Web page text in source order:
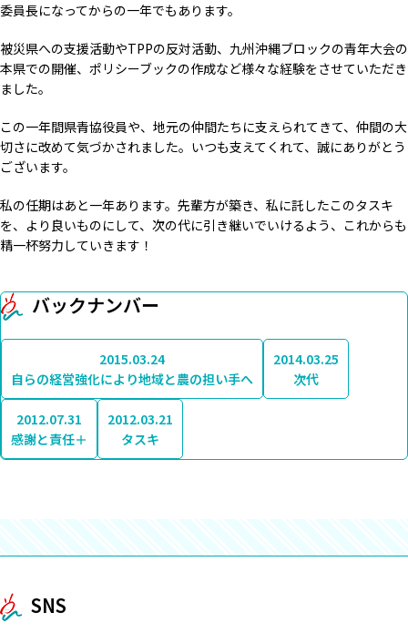
委員長になってからの一年でもあります。
被災県への支援活動やTPPの反対活動、九州沖縄ブロックの青年大会の
本県での開催、ポリシーブックの作成など様々な経験をさせていただき
ました。
この一年間県青協役員や、地元の仲間たちに支えられてきて、仲間の大
切さに改めて気づかされました。いつも支えてくれて、誠にありがとう
ございます。
私の任期はあと一年あります。先輩方が築き、私に託したこのタスキ
を、より良いものにして、次の代に引き継いでいけるよう、これからも
精一杯努力していきます！
バックナンバー
2015.03.24
自らの経営強化により地域と農の担い手へ
2014.03.25
次代
2012.07.31
感謝と責任＋
2012.03.21
タスキ
SNS